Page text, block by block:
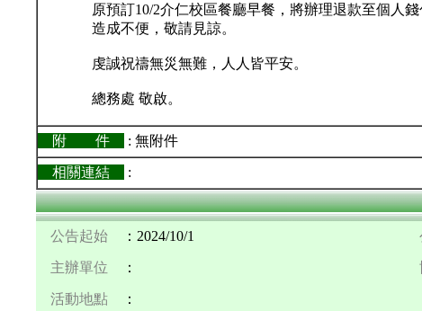
原預訂10/2介仁校區餐廳早餐，將辦理退款至個人錢
造成不便，敬請見諒。
虔誠祝禱無災無難，人人皆平安。
總務處 敬啟。
附 件 : 無附件
相關連結 :
公告起始 ：2024/10/1
主辦單位 ：
活動地點 ：